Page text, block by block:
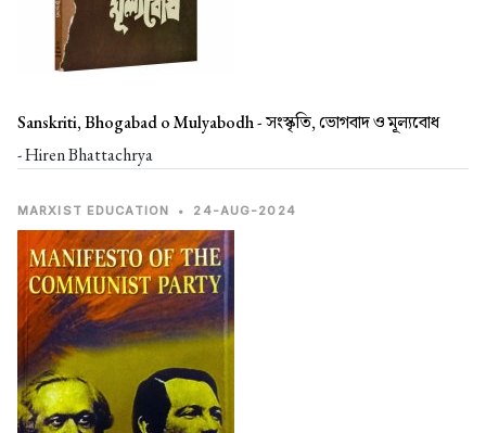
Sanskriti, Bhogabad o Mulyabodh -সংস্কৃতি, ভোগবাদ ও মূল্যবোধ
- Hiren Bhattachrya
MARXIST EDUCATION • 24-AUG-2024